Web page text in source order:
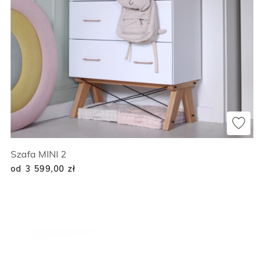
Szafa MINI 2
od 3 599,00 zł